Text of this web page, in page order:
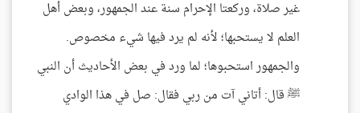
غير صلاة، وركعتا الإحرام سنة عند الجمهور، وبعض أهل
العلم لا يستحبها؛ لأنه لم يرد فيها شيء مخصوص.
والجمهور استحبوها؛ لما ورد في بعض الأحاديث أن النبي
ﷺ قال: أتاني آت من ربي فقال: صل في هذا الوادي